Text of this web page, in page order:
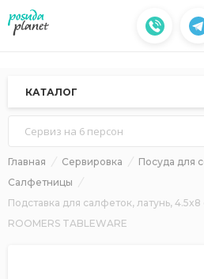
КАТАЛОГ
Сервиз на 6 персон
Главная Сервировка
Посуда для
Салфетницы
Подставка для салфеток, латунь,
ROOMERS TABLEWARE